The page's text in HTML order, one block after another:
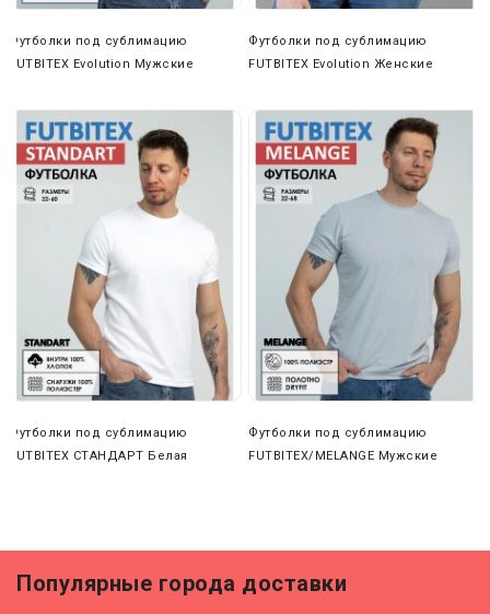
Футболки под сублимацию
FUTBITEX Evolution Мужские
Футболки под сублимацию
FUTBITEX Evolution Женские
Футболки под сублимацию
FUTBITEX СТАНДАРТ Белая
Футболки под сублимацию
FUTBITEX/MELANGE Мужские
Популярные города доставки